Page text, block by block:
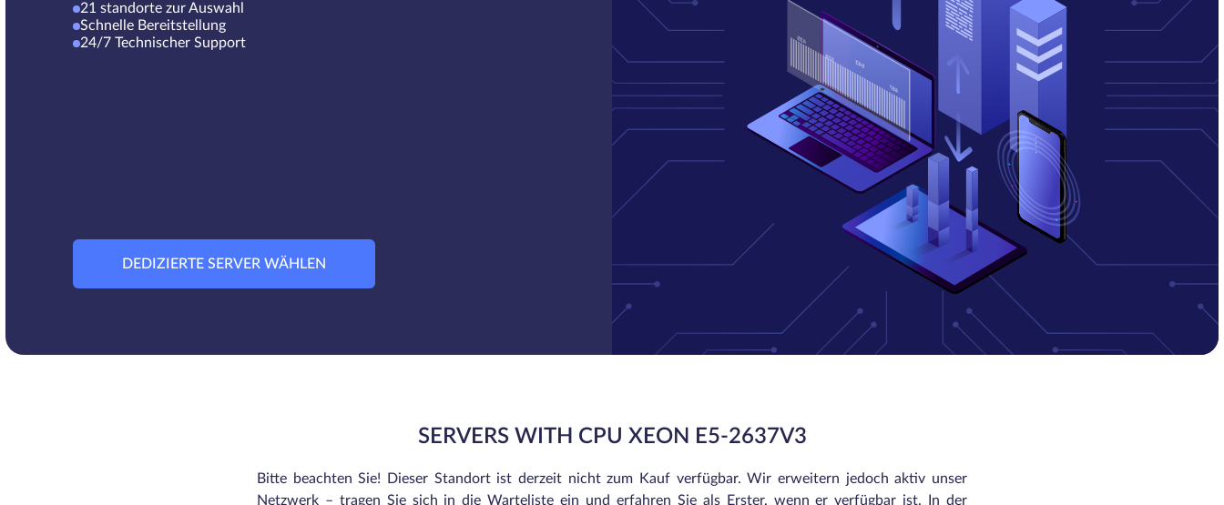
21 standorte zur Auswahl
Schnelle Bereitstellung
24/7 Technischer Support
DEDIZIERTE SERVER WÄHLEN
SERVERS WITH CPU XEON E5-2637V3
Bitte beachten Sie! Dieser Standort ist derzeit nicht zum Kauf verfügbar. Wir erweitern jedoch aktiv unser
Netzwerk – tragen Sie sich in die Warteliste ein und erfahren Sie als Erster, wenn er verfügbar ist. In der